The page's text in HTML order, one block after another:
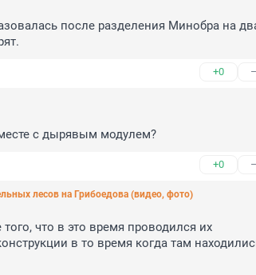
после разделения Минобра на
+0
с дырявым модулем?
+0
лесов на Грибоедова (видео, фото)
что в это время проводился их
в то время когда там